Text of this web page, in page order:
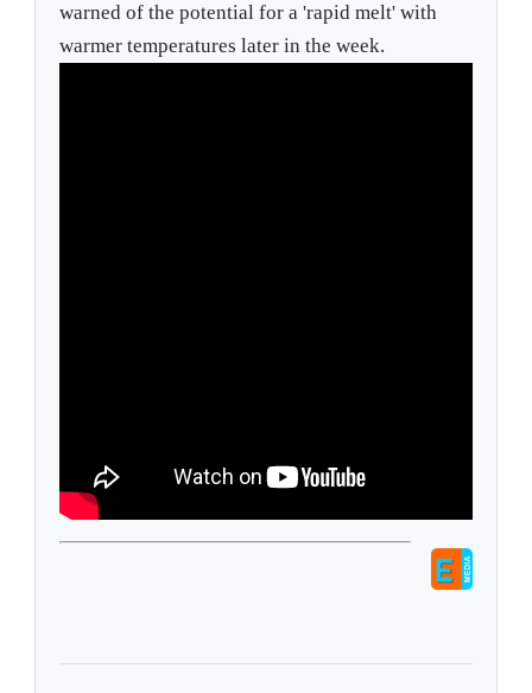
warned of the potential for a 'rapid melt' with
warmer temperatures later in the week.